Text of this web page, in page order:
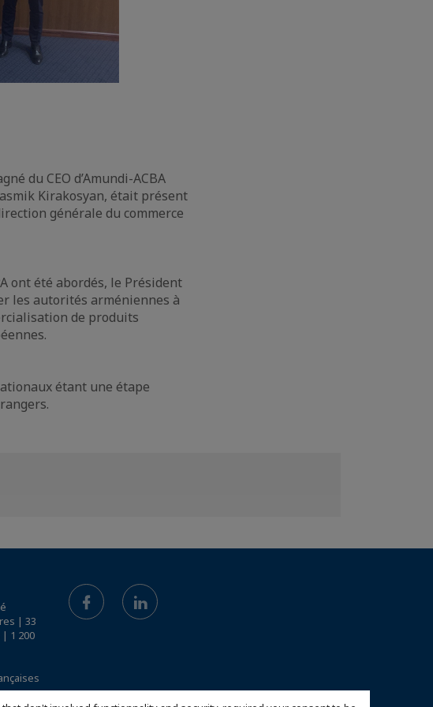
du CEO d’Amundi-ACBA
Kirakosyan, était présent
générale du commerce
ont été abordés, le Président
les autorités arméniennes à
de produits
étant une étape
| 33
1 200